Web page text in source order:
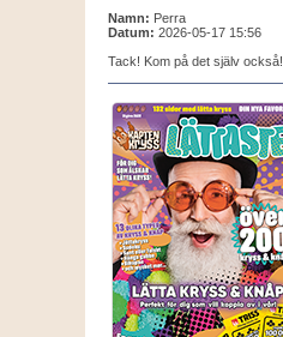
Namn: Perra
Datum: 2026-05-17 15:56
Tack! Kom på det själv också!